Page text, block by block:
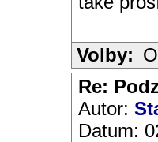
Volby:
Re:
Autor:
Datum: